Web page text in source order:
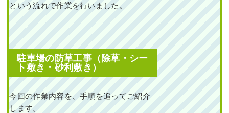
新築の玄関前に生長が
た事例｜大阪市住吉区J
様
という流れで作業を行いました。
駐車場の防草工事（除草・シー
ト敷き・砂利敷き）
今回の作業内容を、手順を追ってご紹介
します。